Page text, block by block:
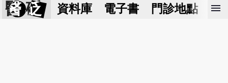
醫 砭 資料庫 電子書 門診地點 預
menu